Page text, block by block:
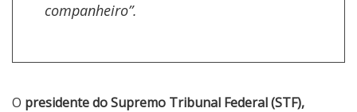
companheiro”.
O presidente do Supremo Tribunal Federal (STF),